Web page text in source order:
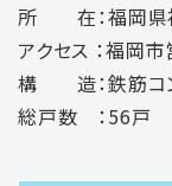
所 在：福岡県
アクセス ：福岡
構 造：鉄筋コ
総戸数 ：56戸